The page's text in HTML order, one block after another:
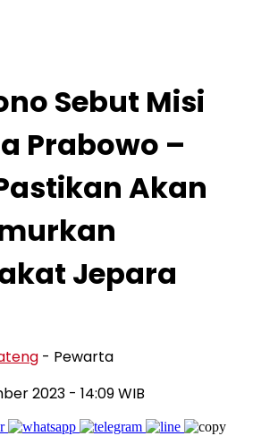
Sebut Misi
Prabowo –
Akan
Jepara
- Pewarta
2023 - 14:09 WIB